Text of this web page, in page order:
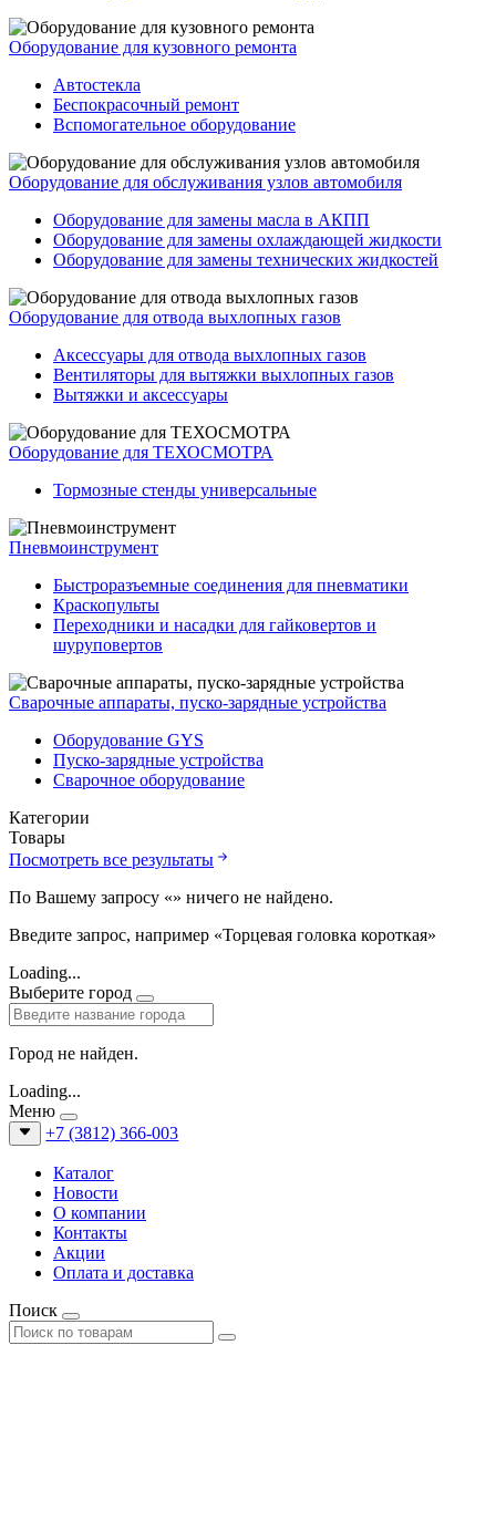
Оборудование для кузовного ремонта
Автостекла
Беспокрасочный ремонт
Вспомогательное оборудование
Оборудование для обслуживания узлов автомобиля
Оборудование для замены масла в АКПП
Оборудование для замены охлаждающей жидкости
Оборудование для замены технических жидкостей
Оборудование для отвода выхлопных газов
Аксессуары для отвода выхлопных газов
Вентиляторы для вытяжки выхлопных газов
Вытяжки и аксессуары
Оборудование для ТЕХОСМОТРА
Тормозные стенды универсальные
Пневмоинструмент
Быстроразъемные соединения для пневматики
Краскопульты
Переходники и насадки для гайковертов и
шуруповертов
Сварочные аппараты, пуско-зарядные устройства
Оборудование GYS
Пуско-зарядные устройства
Сварочное оборудование
Категории
Товары
Посмотреть все результаты
По Вашему запросу «» ничего не найдено.
Введите запрос, например «Торцевая головка короткая»
Loading...
Выберите город
Город не найден.
Loading...
Меню
+7 (3812) 366-003
Каталог
Новости
О компании
Контакты
Акции
Оплата и доставка
Поиск